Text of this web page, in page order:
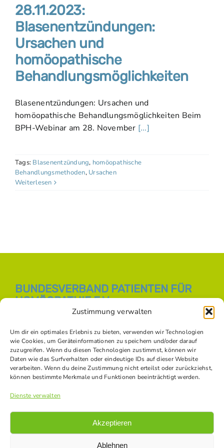
Zustimmung verwalten
Um dir ein optimales Erlebnis zu bieten, verwenden wir Technologien
wie Cookies, um Geräteinformationen zu speichern und/oder darauf
zuzugreifen. Wenn du diesen Technologien zustimmst, können wir
Daten wie das Surfverhalten oder eindeutige IDs auf dieser Website
verarbeiten. Wenn du deine Zustimmung nicht erteilst oder zurückziehst,
können bestimmte Merkmale und Funktionen beeinträchtigt werden.
Dienste verwalten
Akzeptieren
Ablehnen
28.11.2023:
Blasenentzündungen:
Ursachen und
homöopathische
Behandlungsmöglichkeiten
Blasenentzündungen: Ursachen und
homöopathische Behandlungsmöglichkeiten Beim
BPH-Webinar am 28. November [...]
Tags: Blasenentzündung, homöopathische
Behandlungsmethoden, Ursachen
Weiterlesen
BUNDESVERBAND PATIENTEN FÜR
HOMÖOPATHIE E.V.
E-Mail:
info [at] bph-online.de
Webseite:Homöopathie Online
SOZIALE NETZWERKE